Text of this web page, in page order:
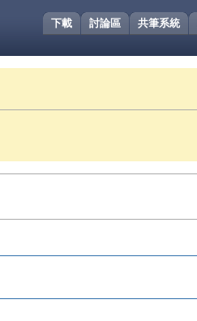
共筆系統
討論區
下載